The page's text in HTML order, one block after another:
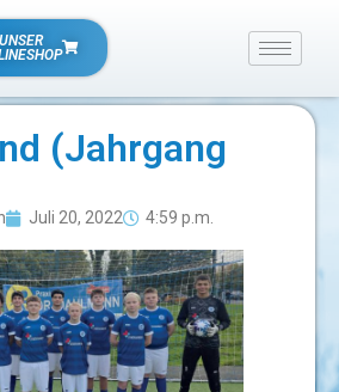
UNSER
(Jahrgang
Juli 20, 2022 4:59 p.m.